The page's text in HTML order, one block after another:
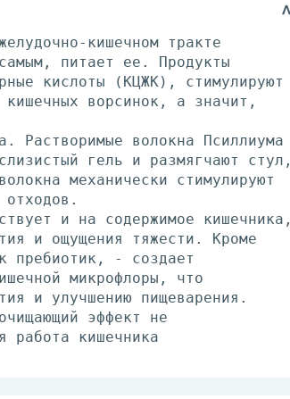
кишечном тракте
питает ее. Продукты
кислоты (КЦЖК), стимулируют
кишечных ворсинок, а значит,
Растворимые волокна Псиллиума
гель и размягчают стул,
механически стимулируют
и на содержимое кишечника,
и ощущения тяжести. Кроме
пребиотик, - создает
микрофлоры, что
и улучшению пищеварения.
эффект не
работа кишечника